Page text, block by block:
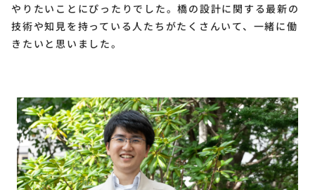
やりたいことにぴったりでした。橋の設計に関する最新の
技術や知見を持っている人たちがたくさんいて、一緒に働
きたいと思いました。